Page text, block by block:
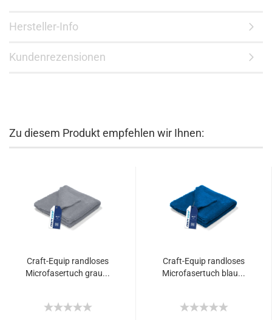
Hersteller-Info
Kundenrezensionen
Zu diesem Produkt empfehlen wir Ihnen:
Craft-Equip randloses
Microfasertuch grau...
Craft-Equip randloses
Microfasertuch blau...